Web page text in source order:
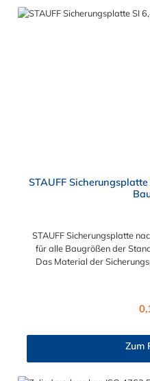
STAUFF
STAUFF Sicherungsplatte
für alle Baugrößen der
Das Material der
Zum